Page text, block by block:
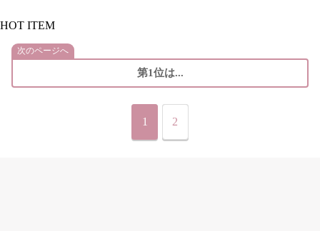
HOT ITEM
次のページへ
第1位は...
1 2